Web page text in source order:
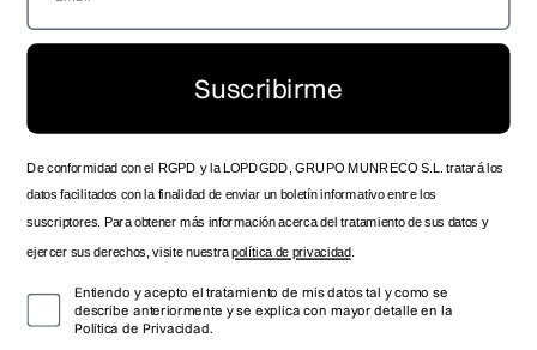
SPOTS HISTÓRICOS
TRABAJA CON NOSOTROS
PRODUCTO
FOLLOW US
Suscribirme
De conformidad con el RGPD y la LOPDGDD, GRUPO MUNRECO S.L. tratará los
datos facilitados con la finalidad de enviar un boletín informativo entre los
suscriptores. Para obtener más información acerca del tratamiento de sus datos y
ejercer sus derechos, visite nuestrapolítica de privacidad.
Entiendo y acepto el tratamiento de mis datos tal y como se
describe anteriormente y se explica con mayor detalle en la
Política de Privacidad.